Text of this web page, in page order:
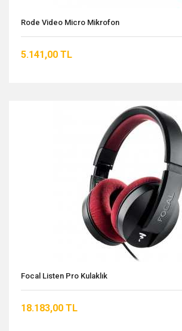
Rode Video Micro Mikrofon
5.141,00 TL
Focal Listen Pro Kulaklık
18.183,00 TL